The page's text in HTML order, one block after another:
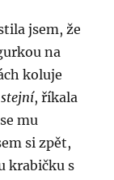
jsem, že
na
koluje
, říkala
mu
si zpět,
krabičku s